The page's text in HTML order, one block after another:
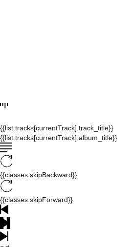
{{list.tracks[currentTrack].track_title}}
{{list.tracks[currentTrack].album_title}}
{{classes.skipBackward}}
{{classes.skipForward}}